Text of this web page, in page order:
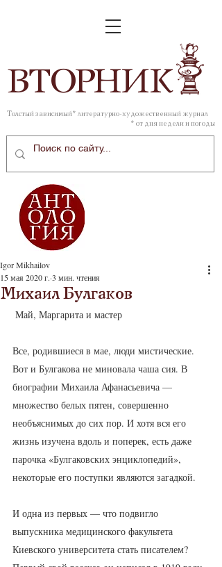
ВТОРНИК
Толстый зависимый* литературно-художественный журнал
* от дня недели и погоды
Михаил Булгаков
Igor Mikhailov
15 мая 2020 г. 3 мин. чтения
Май, Маргарита и мастер
Все, родившиеся в мае, люди мистические.
Вот и Булгакова не миновала чаша сия. В
биографии Михаила Афанасьевича —
множество белых пятен, совершенно
необъяснимых до сих пор. И хотя вся его
жизнь изучена вдоль и поперек, есть даже
парочка «Булгаковских энциклопедий»,
некоторые его поступки являются загадкой.
И одна из первых — что подвигло
выпускника медицинского факультета
Киевского университета стать писателем?